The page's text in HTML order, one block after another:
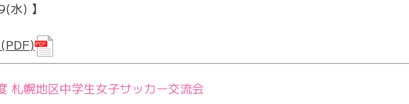
水) 】
札幌地区中学生女子サッカー交流会